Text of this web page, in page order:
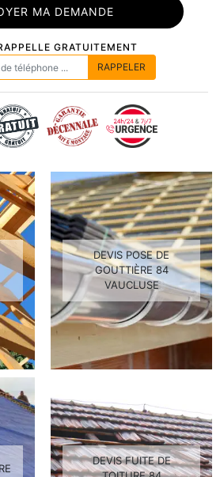
GRATUITEMENT
DEVIS POSE DE
GOUTTIÈRE 84
VAUCLUSE
DEVIS FUITE DE